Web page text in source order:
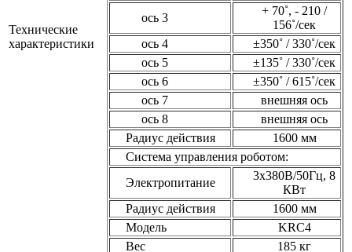
Технические
характеристики
ось 3
+ 70˚, - 210 /
156˚/сек
ось 4
±350˚ / 330˚/сек
ось 5
±135˚ / 330˚/сек
ось 6
±350˚ / 615˚/сек
ось 7
внешняя ось
ось 8
внешняя ось
Радиус действия
1600 мм
Система управления роботом:
Электропитание
3x380В/50Гц, 8
КВт
Радиус действия
1600 мм
Модель
KRC4
Вес
185 кг